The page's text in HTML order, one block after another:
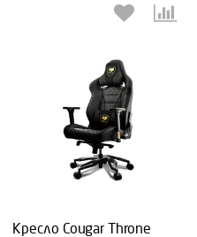
Кресло Cougar Throne
Выберите количество: